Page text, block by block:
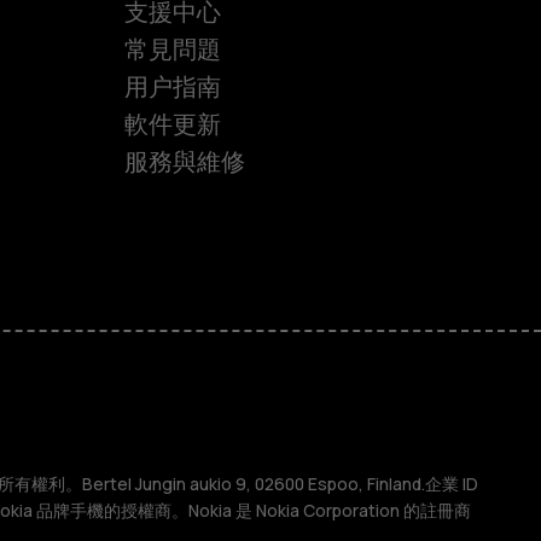
支援中心
常見問題
用户指南
軟件更新
服務與維修
有權利。Bertel Jungin aukio 9, 02600 Espoo, Finland.企業 ID
品牌手機的授權商。Nokia 是 Nokia Corporation 的註冊商